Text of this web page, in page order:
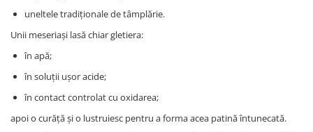
uneltele tradiționale de tâmplărie.
Unii meseriași lasă chiar gletiera:
în apă;
în soluții ușor acide;
în contact controlat cu oxidarea;
apoi o curăță și o lustruiesc pentru a forma acea patină întunecată.